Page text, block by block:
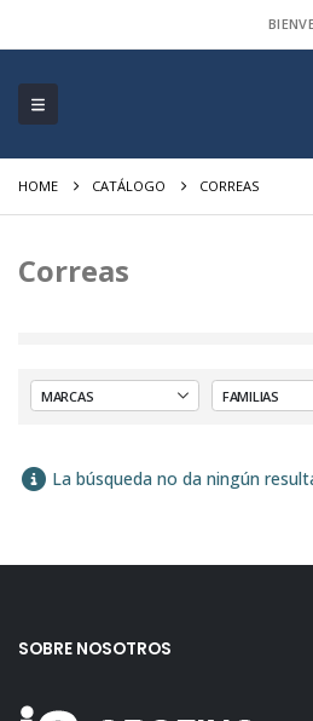
HOME CATÁLOGO CORREAS
Correas
La búsqueda no da ningún
SOBRE NOSOTROS